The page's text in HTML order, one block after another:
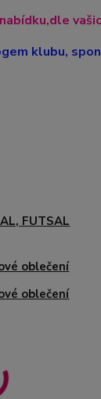
klubu,
FUTSAL
oblečení
oblečení